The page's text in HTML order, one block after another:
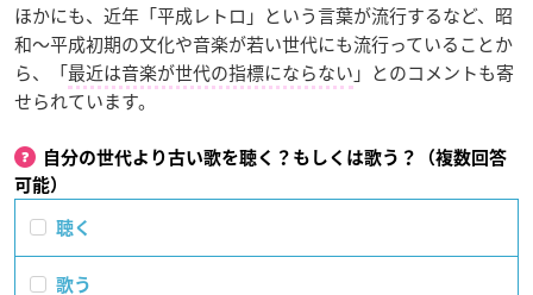
ほかにも、近年「平成レトロ」という言葉が流行するなど、昭
和～平成初期の文化や音楽が若い世代にも流行っていることか
ら、「最近は音楽が世代の指標にならない 」とのコメントも寄
せられています。
自分の世代より古い歌を聴く？もしくは歌う？（複数回答
可能）
聴く
歌う